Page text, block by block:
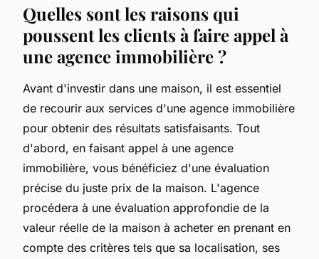
Quelles sont les raisons qui
poussent les clients à faire appel à
une agence immobilière ?
Avant d'investir dans une maison, il est essentiel
de recourir aux services d'une agence immobilière
pour obtenir des résultats satisfaisants. Tout
d'abord, en faisant appel à une agence
immobilière, vous bénéficiez d'une évaluation
précise du juste prix de la maison. L'agence
procédera à une évaluation approfondie de la
valeur réelle de la maison à acheter en prenant en
compte des critères tels que sa localisation, ses